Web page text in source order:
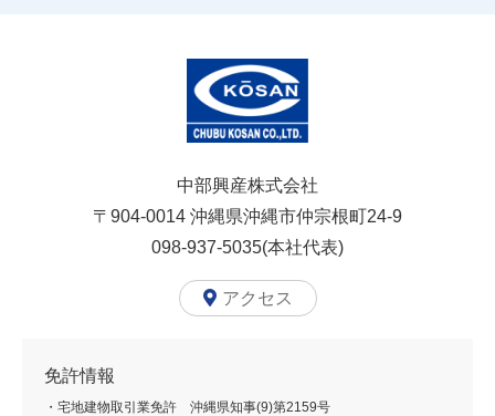
中部興産株式会社
〒904-0014 沖縄県沖縄市仲宗根町24-9
098-937-5035(本社代表)
アクセス
免許情報
・宅地建物取引業免許 沖縄県知事(9)第2159号